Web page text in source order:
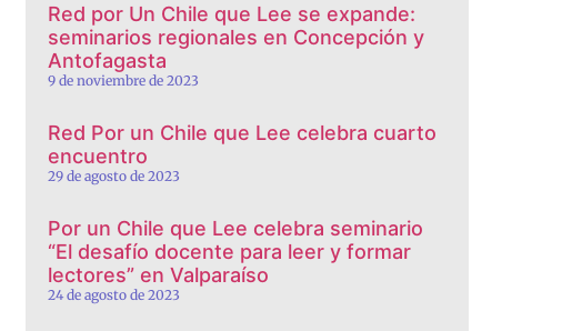
Red por Un Chile que Lee se expande:
seminarios regionales en Concepción y
Antofagasta
9 de noviembre de 2023
Red Por un Chile que Lee celebra cuarto
encuentro
29 de agosto de 2023
Por un Chile que Lee celebra seminario
“El desafío docente para leer y formar
lectores” en Valparaíso
24 de agosto de 2023